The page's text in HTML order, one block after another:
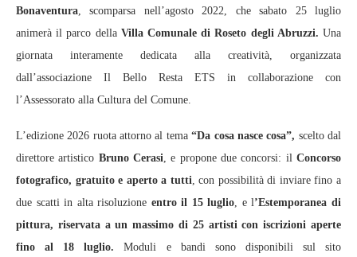
Bonaventura, scomparsa nell’agosto 2022, che sabato 25 luglio
animerà il parco della Villa Comunale di Roseto degli Abruzzi. Una
giornata interamente dedicata alla creatività, organizzata
dall’associazione Il Bello Resta ETS in collaborazione con
l’Assessorato alla Cultura del Comune.
L’edizione 2026 ruota attorno al tema“Da cosa nasce cosa”, scelto dal
direttore artistico Bruno Cerasi, e propone due concorsi: ilConcorso
fotografico, gratuito e aperto a tutti, con possibilità di inviare fino a
due scatti in alta risoluzione entro il 15 luglio, e l’Estemporanea di
pittura, riservata a un massimo di 25 artisti con iscrizioni aperte
fino al 18 luglio. Moduli e bandi sono disponibili sul sito